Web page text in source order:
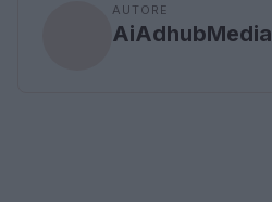
AUTORE
AiAdhubMedia